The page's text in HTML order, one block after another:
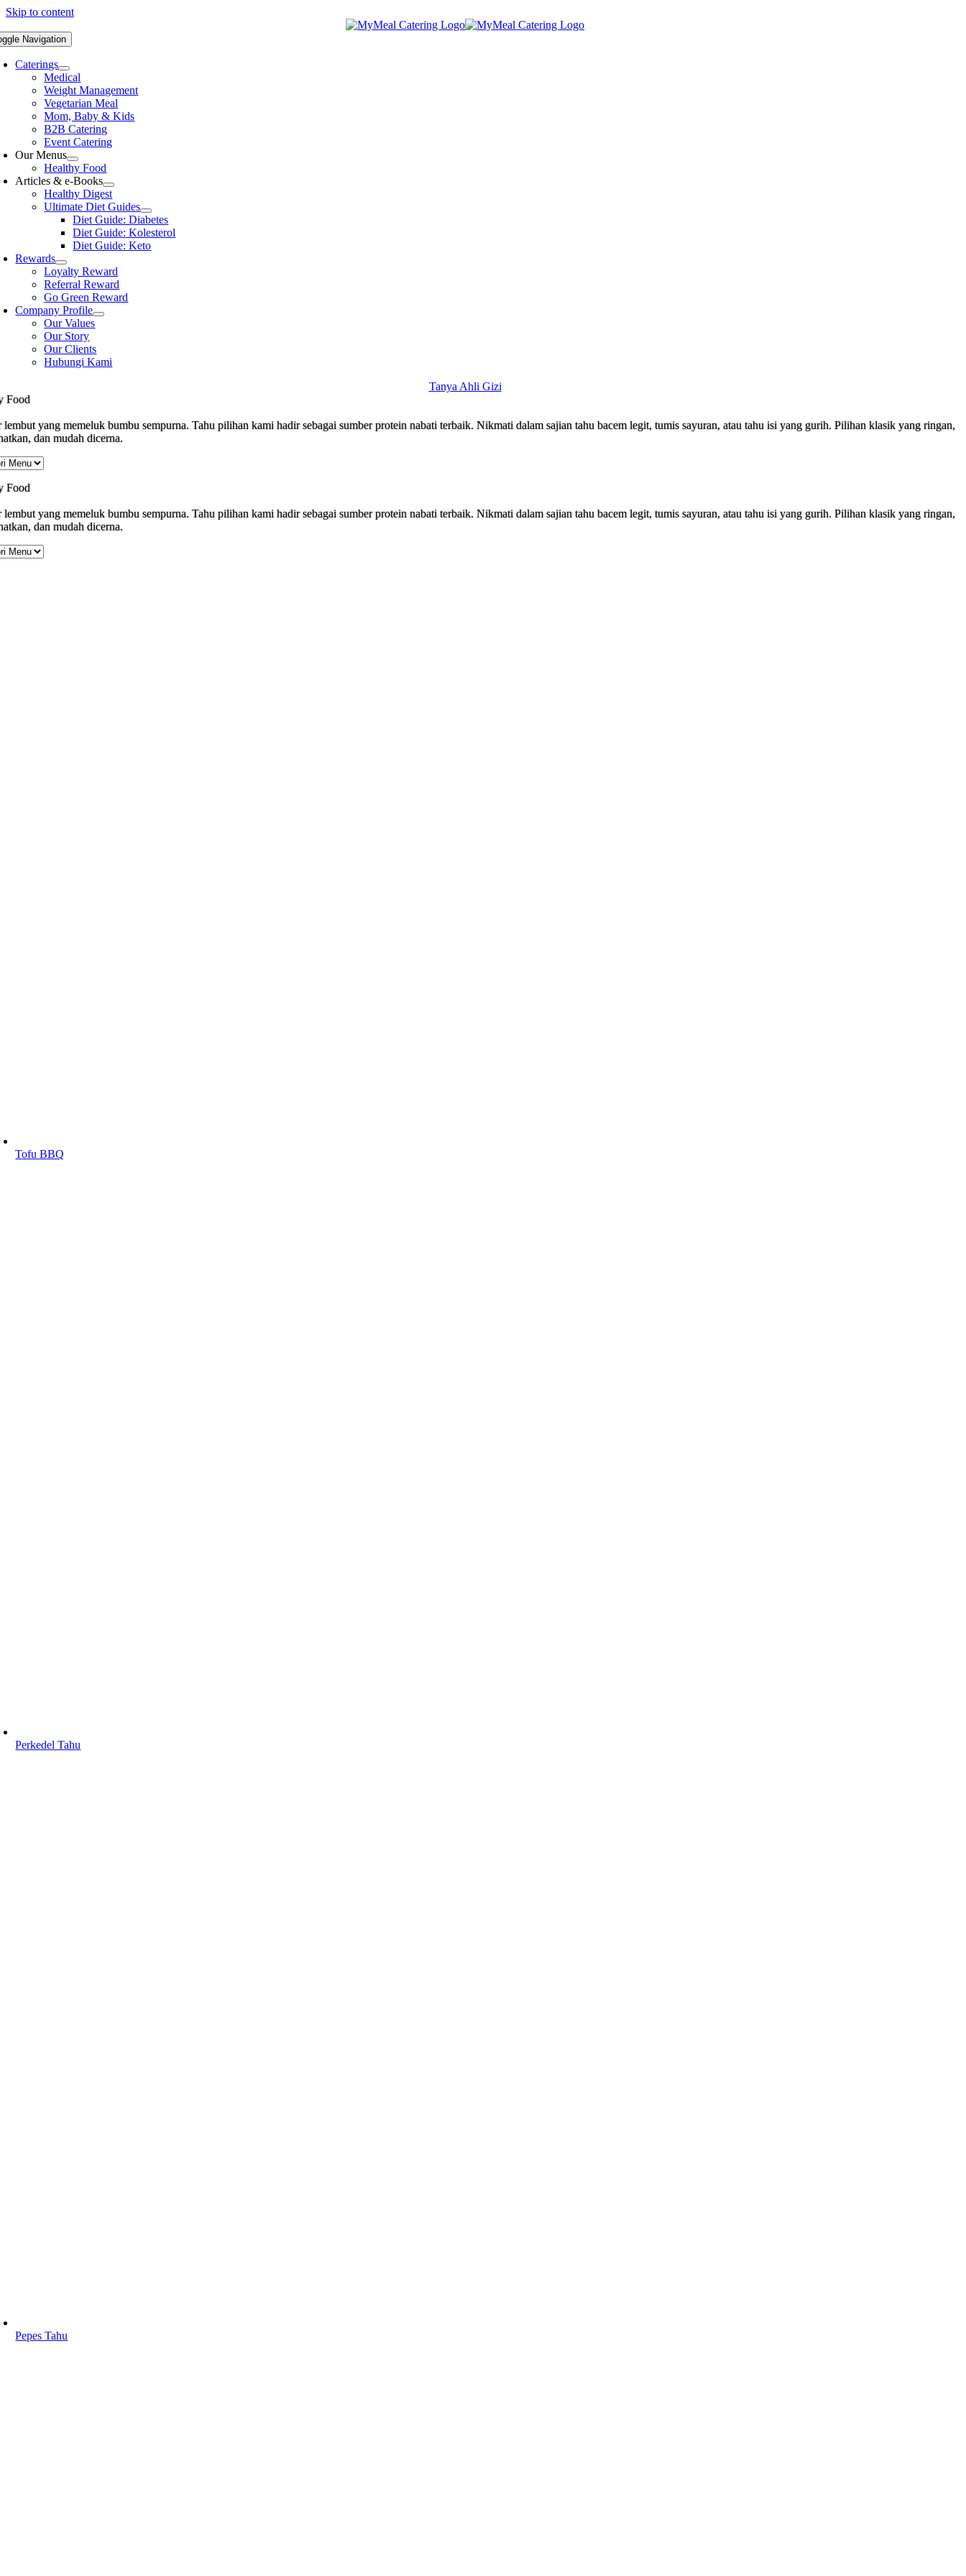
Skip to content
Navigation
Caterings
Medical
Weight Management
Vegetarian Meal
Mom, Baby & Kids
B2B Catering
Event Catering
Our Menus
Healthy Food
Articles & e-Books
Healthy Digest
Ultimate Diet Guides
Diet Guide: Diabetes
Diet Guide: Kolesterol
Diet Guide: Keto
Rewards
Loyalty Reward
Referral Reward
Go Green Reward
Company Profile
Our Values
Our Story
Our Clients
Hubungi Kami
Tanya Ahli Gizi
Food
lembut yang memeluk bumbu sempurna. Tahu pilihan kami hadir sebagai sumber protein nabati terbaik. Nikmati dalam sajian tahu bacem legit, tumis sayuran, atau tahu isi yang gurih. Pilihan klasik yang ringan,
dan mudah dicerna.
Food
lembut yang memeluk bumbu sempurna. Tahu pilihan kami hadir sebagai sumber protein nabati terbaik. Nikmati dalam sajian tahu bacem legit, tumis sayuran, atau tahu isi yang gurih. Pilihan klasik yang ringan,
dan mudah dicerna.
Tofu BBQ
Perkedel Tahu
Pepes Tahu